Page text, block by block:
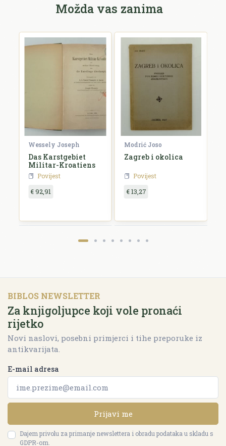
Možda vas zanima
Wessely Joseph
Das Karstgebiet
Militar-Kroatiens
Povijest
€ 92,91
Modrić Joso
Zagreb i okolica
Povijest
€ 13,27
BIBLOS NEWSLETTER
Za knjigoljupce koji vole pronaći
rijetko
Novi naslovi, posebni primjerci i tihe preporuke iz
antikvarijata.
E-mail adresa
Prijavi me
Dajem privolu za primanje newslettera i obradu podataka u skladu s
GDPR-om.